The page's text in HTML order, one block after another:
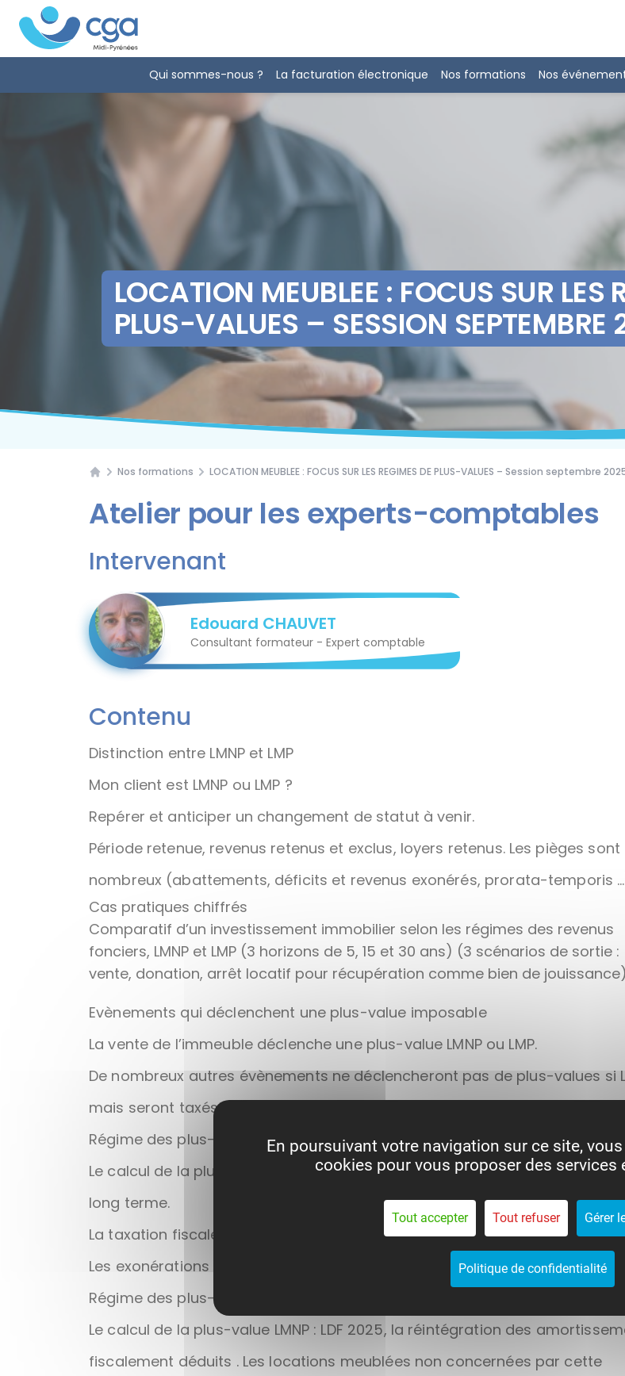
Qui sommes-nous ? La facturation électronique Nos formations Nos
LOCATION MEUBLEE : FOCUS SUR LES
PLUS-VALUES – SESSION SEPTEMBRE
Nos formations LOCATION MEUBLEE : FOCUS SUR LES REGIMES DE PLUS-VALUES – Session septembre
Atelier pour les experts-comptables
Intervenant
Edouard CHAUVET
Consultant formateur - Expert comptable
Contenu
Distinction entre LMNP et LMP
Mon client est LMNP ou LMP ?
Repérer et anticiper un changement de statut à venir.
Période retenue, revenus retenus et exclus, loyers retenus. Les pièges sont
nombreux (abattements, déficits et revenus exonérés, prorata-temporis
Cas pratiques chiffrés
Comparatif d’un investissement immobilier selon les régimes des revenus
fonciers, LMNP et LMP (3 horizons de 5, 15 et 30 ans) (3 scénarios de sortie :
vente, donation, arrêt locatif pour récupération comme bien de
Evènements qui déclenchent une plus-value imposable
La vente de l’immeuble déclenche une plus-value LMNP ou LMP.
De nombreux autres évènements ne déclencheront pas de plus-values si
mais seront taxés si LMP.
Régime des plus-values LMP
Le calcul de la plus-value LMP : Détermination de la plus-value cout terme
long terme.
La taxation fiscale et sociale des plus-values CT et LT.
Les exonérations fiscales (et non sociales) 151 SEPTIES ET 151 SEPTIES B
Régime des plus-values LMNP
Le calcul de la plus-value LMNP : LDF 2025, la réintégration des
fiscalement déduits . Les locations meublées non concernées par cette
Panneau de gestion des cookies
En poursuivant votre navigation sur ce site,
cookies pour vous proposer des services
Tout accepter Tout refuser Gérer
Politique de confidentialité